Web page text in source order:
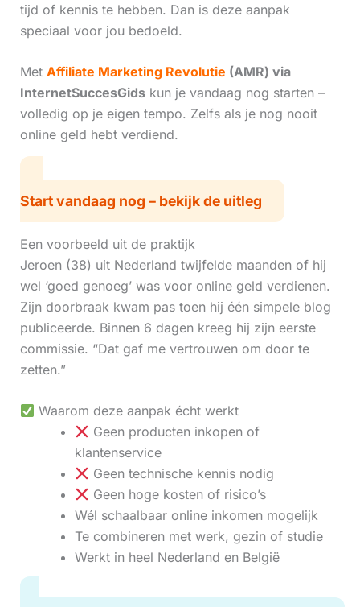
tijd of kennis te hebben. Dan is deze aanpak
speciaal voor jou bedoeld.
Met Affiliate Marketing Revolutie (AMR) via
InternetSuccesGidskun je vandaag nog starten –
volledig op je eigen tempo. Zelfs als je nog nooit
online geld hebt verdiend.
Start vandaag nog – bekijk de uitleg
Een voorbeeld uit de praktijk
Jeroen (38) uit Nederland twijfelde maanden of hij
wel ‘goed genoeg’ was voor online geld verdienen.
Zijn doorbraak kwam pas toen hij één simpele blog
publiceerde. Binnen 6 dagen kreeg hij zijn eerste
commissie. “Dat gaf me vertrouwen om door te
zetten.”
Waarom deze aanpak écht werkt
Geen producten inkopen of
klantenservice
Geen technische kennis nodig
Geen hoge kosten of risico’s
Wél schaalbaar online inkomen mogelijk
Te combineren met werk, gezin of studie
Werkt in heel Nederland en België